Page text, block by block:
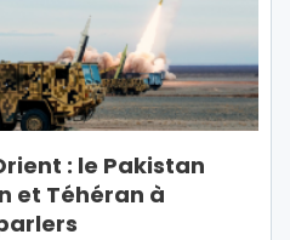
: le Pakistan
et Téhéran à